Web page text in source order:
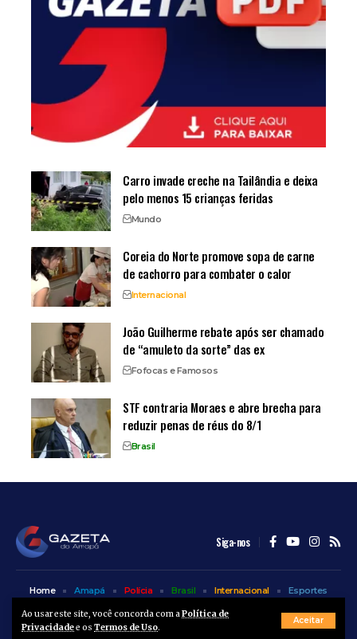
Ao usar este site, você concorda com aPolítica de
Privacidadee os Termos de Uso.
Aceitar
Carro invade creche na Tailândia e deixa
pelo menos 15 crianças feridas
Mundo
Coreia do Norte promove sopa de carne
de cachorro para combater o calor
Internacional
João Guilherme rebate após ser chamado
de “amuleto da sorte” das ex
Fofocas e Famosos
STF contraria Moraes e abre brecha para
reduzir penas de réus do 8/1
Brasil
Siga-nos
© A Gazeta do Amapá - 2025. Todos os direitos reservados.
Home Amapá Polícia Brasil Internacional
Esportes
Bem Estar
Entretenimento